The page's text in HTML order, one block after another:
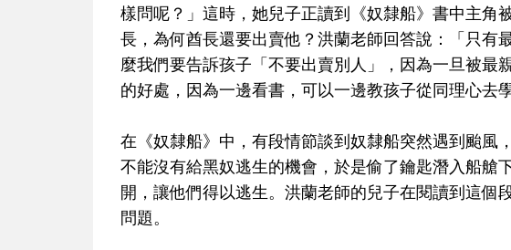
樣問呢？」這時，她兒子正讀到《奴隸船》書中主角
長，為何酋長還要出賣他？洪蘭老師回答說：「只有
麼我們要告訴孩子「不要出賣別人」，因為一旦被最
的好處，因為一邊看書，可以一邊教孩子從同理心去
在《奴隸船》中，有段情節談到奴隸船突然遇到颱風
不能沒有給黑奴逃生的機會，於是偷了鑰匙潛入船艙
開，讓他們得以逃生。洪蘭老師的兒子在閱讀到這個
問題。